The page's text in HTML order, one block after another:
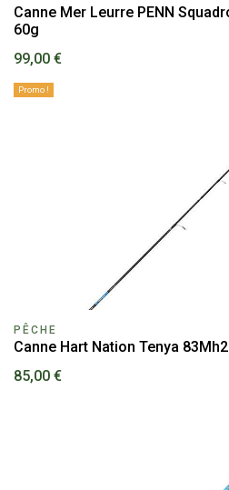
Canne Mer Leurre PENN
60g
99,00 €
Promo !
PÊCHE
Canne Hart Nation Tenya
85,00 €